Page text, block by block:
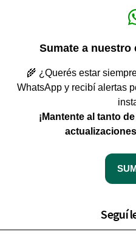
Sumate a nuestro
🌾 ¿Querés estar
WhatsApp y recibí alertas
¡Mantente al tanto
Seguí